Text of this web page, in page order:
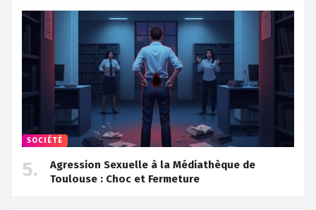
SOCIÉTÉ
Agression Sexuelle à la Médiathèque de
Toulouse : Choc et Fermeture